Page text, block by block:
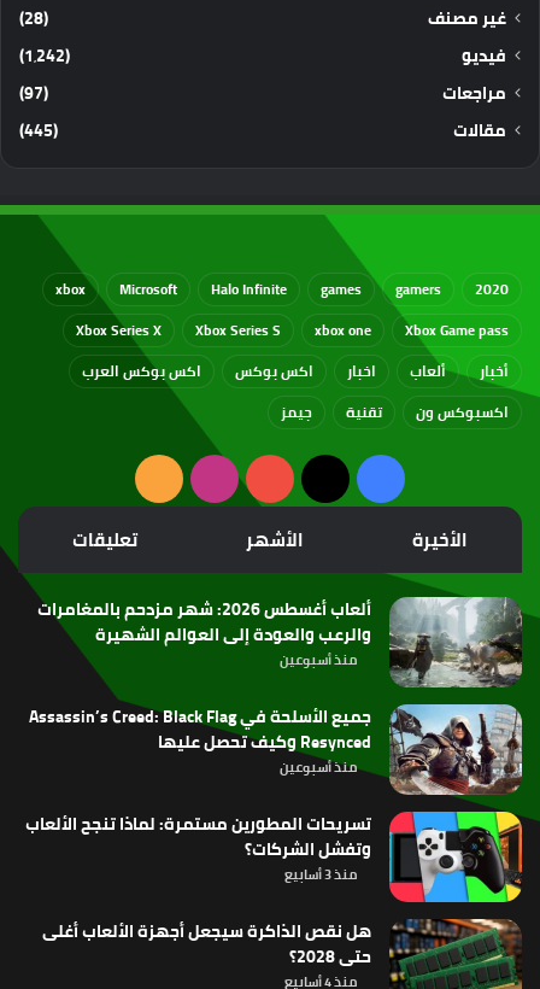
غير مصنف
(28)
فيديو
(1٬242)
مراجعات
(97)
مقالات
(445)
2020
gamers
games
Halo Infinite
Microsoft
xbox
Xbox Game pass
xbox one
Xbox Series S
Xbox Series X
أخبار
ألعاب اخبار اكس بوكس
اكس بوكس العرب
اكسبوكس ون
تقنية جيمز
فيسبوك
‫X
‫YouTubeانستقرامملخص
الموقع
RSS
الأخيرة الأشهر تعليقات
ألعاب أغسطس 2026: شهر مزدحم بالمغامرات
والرعب والعودة إلى العوالم الشهيرة
منذ أسبوعين
جميع الأسلحة في Assassin’s Creed: Black Flag
Resynced وكيف تحصل عليها
منذ أسبوعين
تسريحات المطورين مستمرة: لماذا تنجح الألعاب
وتفشل الشركات؟
منذ 3 أسابيع
هل نقص الذاكرة سيجعل أجهزة الألعاب أغلى
حتى 2028؟
منذ 4 أسابيع